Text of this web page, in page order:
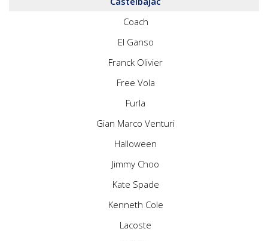
Coach
El Ganso
Franck Olivier
Free Vola
Furla
Gian Marco Venturi
Halloween
Jimmy Choo
Kate Spade
Kenneth Cole
Lacoste